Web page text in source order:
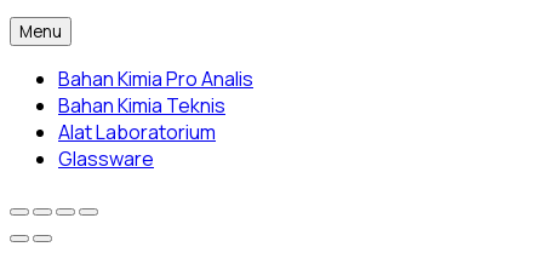
Menu
Bahan Kimia Pro Analis
Bahan Kimia Teknis
Alat Laboratorium
Glassware